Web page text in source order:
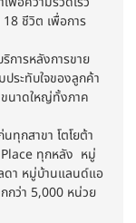
ชีวิต เพื่อการ
การหลังการขาย
ประทับใจของลูกค้า
ขนาดใหญ่ทั้งภาค
ทุกสาขา โตโยต้า
ทุกหลัง หมู่
า หมู่บ้านแลนด์แอ
กว่า 5,000 หน่วย